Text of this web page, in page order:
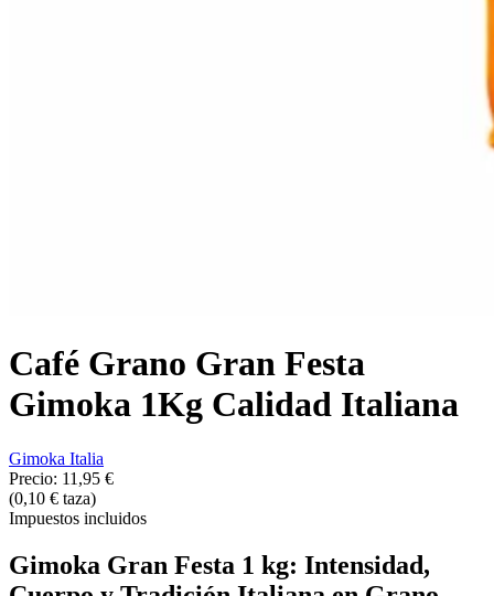
Café Grano Gran Festa
Gimoka 1Kg Calidad Italiana
Gimoka Italia
Precio: 11,95 €
(0,10 € taza)
Impuestos incluidos
Gimoka Gran Festa 1 kg: Intensidad,